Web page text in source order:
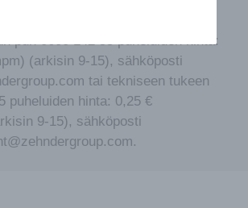
Ota yhteyttä meidän
puh 0600 142 55 puheluiden hinta:
(arkisin 9-15), sähköposti
tai tekniseen tukeen
puheluiden hinta: 0,25 €
9-15), sähköposti